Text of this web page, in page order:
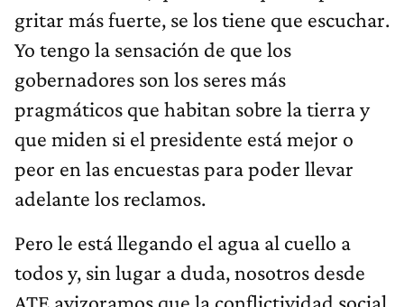
gritar más fuerte, se los tiene que escuchar.
Yo tengo la sensación de que los
gobernadores son los seres más
pragmáticos que habitan sobre la tierra y
que miden si el presidente está mejor o
peor en las encuestas para poder llevar
adelante los reclamos.
Pero le está llegando el agua al cuello a
todos y, sin lugar a duda, nosotros desde
ATE avizoramos que la conflictividad social